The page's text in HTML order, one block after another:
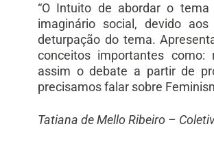
“O Intuito de abordar o
imaginário social, devido
deturpação do tema.
conceitos importantes como:
assim o debate a partir de
precisamos falar sobre
Tatiana de Mello Ribeiro –